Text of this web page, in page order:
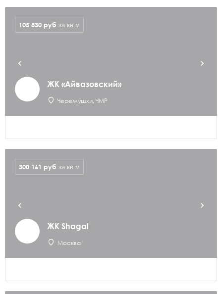
ЖК «Айвазовский»
Черемушки, ЧМР
105 830 руб за кв.м
ЖК Shagal
Москва
300 161 руб за кв.м